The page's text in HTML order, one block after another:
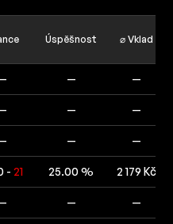
Úspěšnost ⌀ Vklad
— —
— —
— —
-21 25.00 % 2 179 Kč
— —